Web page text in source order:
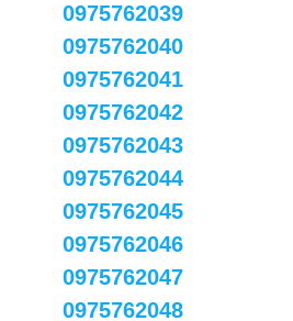
0975762039
0975762040
0975762041
0975762042
0975762043
0975762044
0975762045
0975762046
0975762047
0975762048